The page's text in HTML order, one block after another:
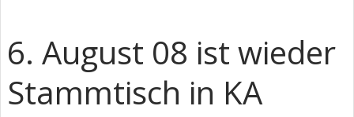
6. August 08 ist wieder
Stammtisch in KA